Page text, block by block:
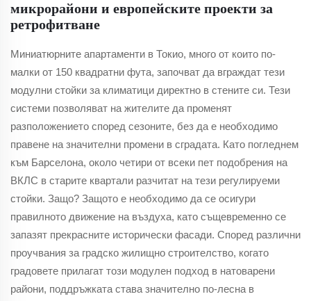
микрорайони и европейските проекти за
ретрофитване
Миниатюрните апартаменти в Токио, много от които по-
малки от 150 квадратни фута, започват да вграждат тези
модулни стойки за климатици директно в стените си. Тези
системи позволяват на жителите да променят
разположението според сезоните, без да е необходимо
правене на значителни промени в сградата. Като погледнем
към Барселона, около четири от всеки пет подобрения на
ВКЛС в старите квартали разчитат на тези регулируеми
стойки. Защо? Защото е необходимо да се осигури
правилното движение на въздуха, като същевременно се
запазят прекрасните исторически фасади. Според различни
проучвания за градско жилищно строителство, когато
градовете прилагат този модулен подход в натоварени
райони, поддръжката става значително по-лесна в